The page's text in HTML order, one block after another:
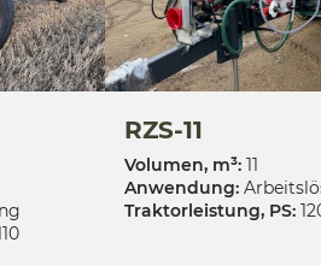
RZS-11
Volumen, m³:11
Anwendung:
Traktorleistung, PS: